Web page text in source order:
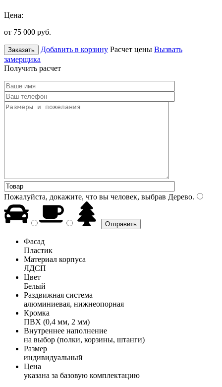
Цена:
от 75 000 руб.
Заказать Добавить в корзину Расчет цены Вызвать
замерщика
Получить расчет
Пожалуйста, докажите, что вы человек, выбрав Дерево.
Фасад
Пластик
Материал корпуса
ЛДСП
Цвет
Белый
Раздвижная система
алюминиевая, нижнеопорная
Кромка
ПВХ (0,4 мм, 2 мм)
Внутреннее наполнение
на выбор (полки, корзины, штанги)
Размер
индивидуальный
Цена
указана за базовую комплектацию